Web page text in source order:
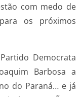
com medo de
os próximos
Democrata
Barbosa a
do Paraná… e já